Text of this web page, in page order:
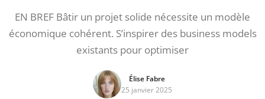
EN BREF Bâtir un projet solide nécessite un modèle
économique cohérent. S’inspirer des business models
existants pour optimiser
Élise Fabre
25 janvier 2025